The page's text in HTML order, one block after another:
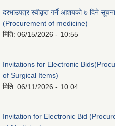
दरभाउपत्र स्वीकृत गर्ने आशयको ७ दिने सूचना
(Procurement of medicine)
मिति: 06/15/2026 - 10:55
Invitations for Electronic
of Surgical Items)
मिति: 06/11/2026 - 10:04
Invitation for Electronic Bid